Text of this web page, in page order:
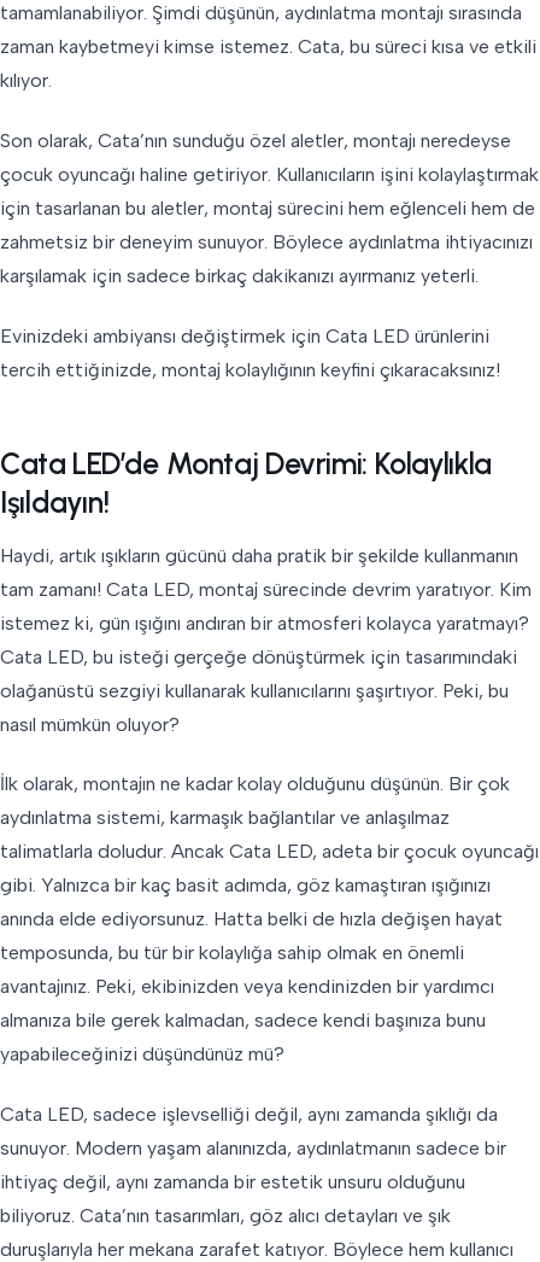
tamamlanabiliyor. Şimdi düşünün, aydınlatma montajı sırasında
zaman kaybetmeyi kimse istemez. Cata, bu süreci kısa ve etkili
kılıyor.
Son olarak, Cata’nın sunduğu özel aletler, montajı neredeyse
çocuk oyuncağı haline getiriyor. Kullanıcıların işini kolaylaştırmak
için tasarlanan bu aletler, montaj sürecini hem eğlenceli hem de
zahmetsiz bir deneyim sunuyor. Böylece aydınlatma ihtiyacınızı
karşılamak için sadece birkaç dakikanızı ayırmanız yeterli.
Evinizdeki ambiyansı değiştirmek için Cata LED ürünlerini
tercih ettiğinizde, montaj kolaylığının keyfini çıkaracaksınız!
Cata LED’de Montaj Devrimi: Kolaylıkla
Işıldayın!
Haydi, artık ışıkların gücünü daha pratik bir şekilde kullanmanın
tam zamanı! Cata LED, montaj sürecinde devrim yaratıyor. Kim
istemez ki, gün ışığını andıran bir atmosferi kolayca yaratmayı?
Cata LED, bu isteği gerçeğe dönüştürmek için tasarımındaki
olağanüstü sezgiyi kullanarak kullanıcılarını şaşırtıyor. Peki, bu
nasıl mümkün oluyor?
İlk olarak, montajın ne kadar kolay olduğunu düşünün. Bir çok
aydınlatma sistemi, karmaşık bağlantılar ve anlaşılmaz
talimatlarla doludur. Ancak Cata LED, adeta bir çocuk oyuncağı
gibi. Yalnızca bir kaç basit adımda, göz kamaştıran ışığınızı
anında elde ediyorsunuz. Hatta belki de hızla değişen hayat
temposunda, bu tür bir kolaylığa sahip olmak en önemli
avantajınız. Peki, ekibinizden veya kendinizden bir yardımcı
almanıza bile gerek kalmadan, sadece kendi başınıza bunu
yapabileceğinizi düşündünüz mü?
Cata LED, sadece işlevselliği değil, aynı zamanda şıklığı da
sunuyor. Modern yaşam alanınızda, aydınlatmanın sadece bir
ihtiyaç değil, aynı zamanda bir estetik unsuru olduğunu
biliyoruz. Cata’nın tasarımları, göz alıcı detayları ve şık
duruşlarıyla her mekana zarafet katıyor. Böylece hem kullanıcı